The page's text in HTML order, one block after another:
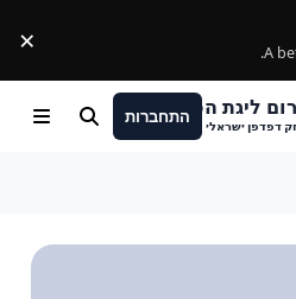
A
.
×
ליגת הפוקימונים
דפדפן ישראלי
התחברות חיפוש Menu